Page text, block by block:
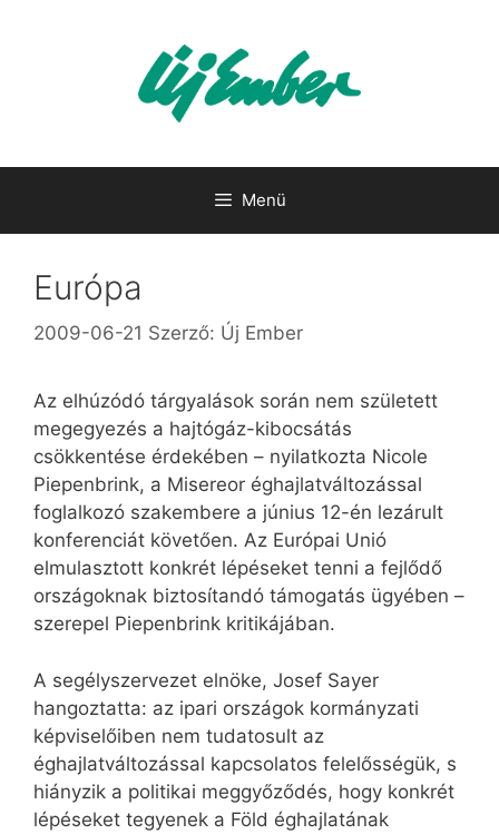
Menü
Európa
2009-06-21 Szerző: Új Ember
Az elhúzódó tárgyalások során nem született
megegyezés a hajtógáz-kibocsátás
csökkentése érdekében – nyilatkozta Nicole
Piepenbrink, a Misereor éghajlatváltozással
foglalkozó szakembere a június 12-én lezárult
konferenciát követően. Az Európai Unió
elmulasztott konkrét lépéseket tenni a fejlődő
országoknak biztosítandó támogatás ügyében –
szerepel Piepenbrink kritikájában.
A segélyszervezet elnöke, Josef Sayer
hangoztatta: az ipari országok kormányzati
képviselőiben nem tudatosult az
éghajlatváltozással kapcsolatos felelősségük, s
hiányzik a politikai meggyőződés, hogy konkrét
lépéseket tegyenek a Föld éghajlatának